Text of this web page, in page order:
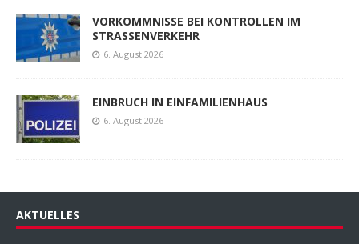
VORKOMMNISSE BEI KONTROLLEN IM
STRASSENVERKEHR
6. August 2026
EINBRUCH IN EINFAMILIENHAUS
6. August 2026
AKTUELLES